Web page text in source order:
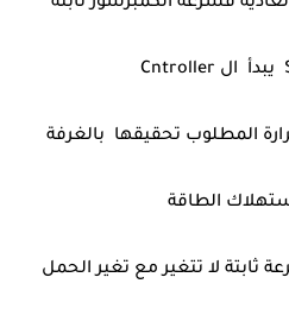
المطلوب تحقيقها بالغرفة
الطاقة
ثابتة لا تتغير مع تغير الحمل